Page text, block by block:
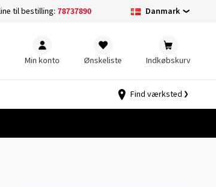
til bestilling: 78737890 Danmark
Min konto Ønskeliste Indkøbskurv
Find værksted